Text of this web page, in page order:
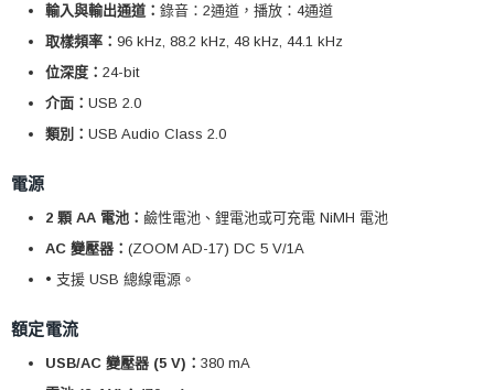
輸入與輸出通道：錄音：2通道，播放：4通道
取樣頻率：96 kHz, 88.2 kHz, 48 kHz, 44.1 kHz
位深度：24-bit
介面：USB 2.0
類別：USB Audio Class 2.0
電源
2 顆 AA 電池： 鹼性電池、鋰電池或可充電 NiMH 電池
AC 變壓器：(ZOOM AD-17) DC 5 V/1A
• 支援 USB 總線電源。
額定電流
USB/AC 變壓器 (5 V)：380 mA